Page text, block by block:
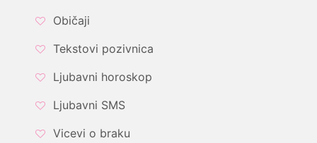
Običaji
Tekstovi pozivnica
Ljubavni horoskop
Ljubavni SMS
Vicevi o braku